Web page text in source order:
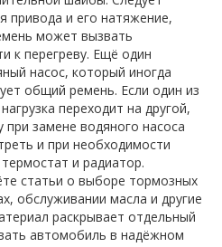
привода и его натяжение,
может вызвать
к перегреву. Ещё один
насос, который иногда
общий ремень. Если один из
переходит на другой,
при замене водяного насоса
и при необходимости
и радиатор.
статьи о выборе тормозных
обслуживании масла и другие
раскрывает отдельный
автомобиль в надёжном